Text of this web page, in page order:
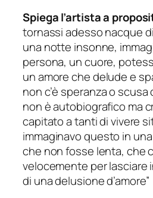
Spiega l’artista a
tornassi adesso nacque
una notte insonne,
persona, un cuore,
un amore che delude e
non c’è speranza o
non è autobiografico ma
capitato a tanti di vivere
immaginavo questo in
che non fosse lenta, che
velocemente per lasciare
di una delusione d’amore”